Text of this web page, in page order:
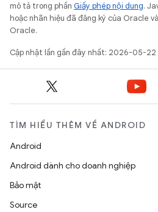
mô tả trong phần Giấy phép nội dung.
hoặc nhãn hiệu đã đăng ký của Oracle
Oracle.
Cập nhật lần gần đây nhất: 2026-05-22
TÌM HIỂU THÊM VỀ ANDROID
Android
Android dành cho doanh nghiệp
Bảo mật
Source